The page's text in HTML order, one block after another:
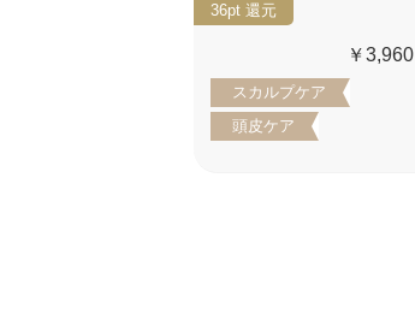
36pt 還元
￥3,960
スカルプケア
頭皮ケア